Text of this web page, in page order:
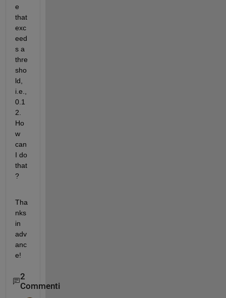
e
that
exc
eed
s a
thre
sho
ld,
i.e.,
0.1
2.
Ho
w
can
I do
that
?
Tha
nks
in
adv
anc
e!
2
Commenti